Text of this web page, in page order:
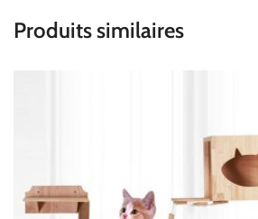
Produits similaires